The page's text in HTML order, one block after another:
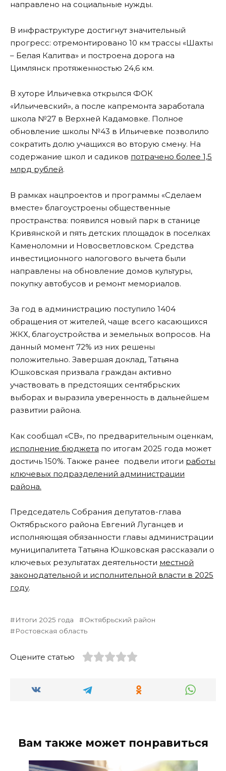
направлено на социальные нужды.
В инфраструктуре достигнут значительный
прогресс: отремонтировано 10 км трассы «Шахты
– Белая Калитва» и построена дорога на
Цимлянск протяженностью 24,6 км.
В хуторе Ильичевка открылся ФОК
«Ильичевский», а после капремонта заработала
школа №27 в Верхней Кадамовке. Полное
обновление школы №43 в Ильичевке позволило
сократить долю учащихся во вторую смену. На
содержание школ и садиков потрачено более 1,5
млрд рублей.
В рамках нацпроектов и программы «Сделаем
вместе» благоустроены общественные
пространства: появился новый парк в станице
Кривянской и пять детских площадок в поселках
Каменоломни и Новосветловском. Средства
инвестиционного налогового вычета были
направлены на обновление домов культуры,
покупку автобусов и ремонт мемориалов.
За год в администрацию поступило 1404
обращения от жителей, чаще всего касающихся
ЖКХ, благоустройства и земельных вопросов. На
данный момент 72% из них решены
положительно. Завершая доклад, Татьяна
Юшковская призвала граждан активно
участвовать в предстоящих сентябрьских
выборах и выразила уверенность в дальнейшем
развитии района.
Как сообщал «СВ», по предварительным оценкам,
исполнение бюджета по итогам 2025 года может
достичь 150%. Также ранее подвели итоги работы
ключевых подразделений администрации
района.
Председатель Собрания депутатов-глава
Октябрьского района Евгений Луганцев и
исполняющая обязанности главы администрации
муниципалитета Татьяна Юшковская рассказали о
ключевых результатах деятельности местной
законодательной и исполнительной власти в 2025
году.
Итоги 2025 года
Октябрьский район
Ростовская область
Оцените статью
Вам также может понравиться